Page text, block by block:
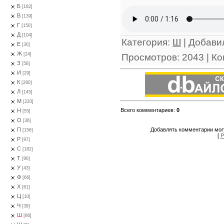
Б [182]
В [139]
Г [150]
Д [104]
Е [30]
Ж [24]
З [58]
И [29]
К [280]
Л [145]
М [220]
Н [55]
О [36]
П [156]
Р [97]
С [182]
Т [90]
У [43]
Ф [66]
Х [61]
Ц [10]
Ч [39]
Ш [86]
Категория: Ш |
Просмотров: 2043 |
Всего комментариев: 0
Добавлять комментарии
[